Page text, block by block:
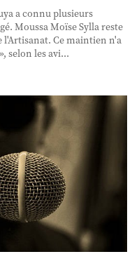
a connu plusieurs
Moussa Moïse Sylla reste
l'Artisanat. Ce maintien n'a
selon les avi...